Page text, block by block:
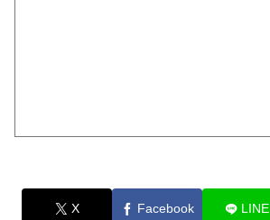
X Facebook LINE